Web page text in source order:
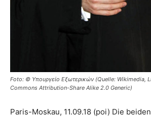
Foto: © Υπουργείο Εξωτερικών (Quelle: Wikimedia,
Commons Attribution-Share Alike 2.0 Generic)
Paris-Moskau, 11.09.18 (poi) Die